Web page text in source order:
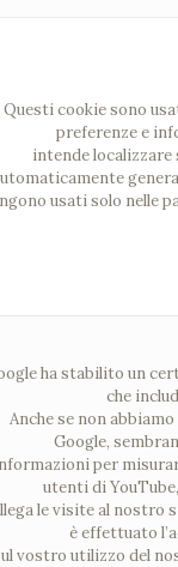
Questi cookie sono
preferenze e
intende localizzare
usati solo nelle
ha stabilito un
che
Anche se non
Google,
per
utenti di
le visite al nostro
è effettuato
vostro utilizzo del